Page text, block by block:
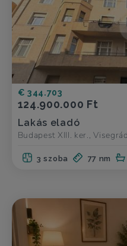
€ 344.703
124.900.000 Ft
Lakás eladó
Budapest XIII. ker.,
3 szoba 77 nm